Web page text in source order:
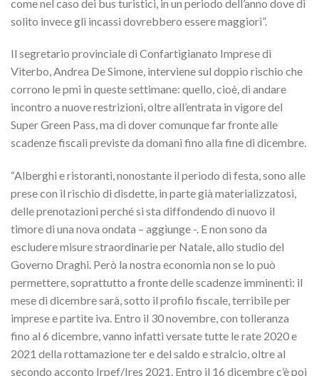
come nel caso dei bus turistici, in un periodo dell’anno dove di
solito invece gli incassi dovrebbero essere maggiori”.
Il segretario provinciale di Confartigianato Imprese di
Viterbo, Andrea De Simone, interviene sul doppio rischio che
corrono le pmi in queste settimane: quello, cioè, di andare
incontro a nuove restrizioni, oltre all’entrata in vigore del
Super Green Pass, ma di dover comunque far fronte alle
scadenze fiscali previste da domani fino alla fine di dicembre.
“Alberghi e ristoranti, nonostante il periodo di festa, sono alle
prese con il rischio di disdette, in parte già materializzatosi,
delle prenotazioni perché si sta diffondendo di nuovo il
timore di una nova ondata – aggiunge -. E non sono da
escludere misure straordinarie per Natale, allo studio del
Governo Draghi. Però la nostra economia non se lo può
permettere, soprattutto a fronte delle scadenze imminenti: il
mese di dicembre sarà, sotto il profilo fiscale, terribile per
imprese e partite iva. Entro il 30 novembre, con tolleranza
fino al 6 dicembre, vanno infatti versate tutte le rate 2020 e
2021 della rottamazione ter e del saldo e stralcio, oltre al
secondo acconto Irpef/Ires 2021. Entro il 16 dicembre c’è poi